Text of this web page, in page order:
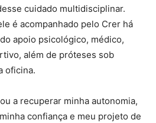
cuidado multidisciplinar.
é acompanhado pelo Crer há
apoio psicológico, médico,
além de próteses sob
oficina.
a recuperar minha autonomia,
confiança e meu projeto de